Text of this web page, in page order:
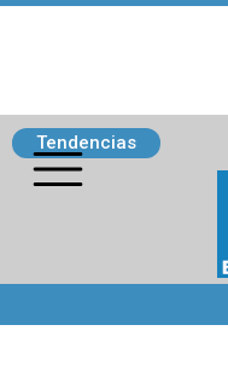
Tendencias